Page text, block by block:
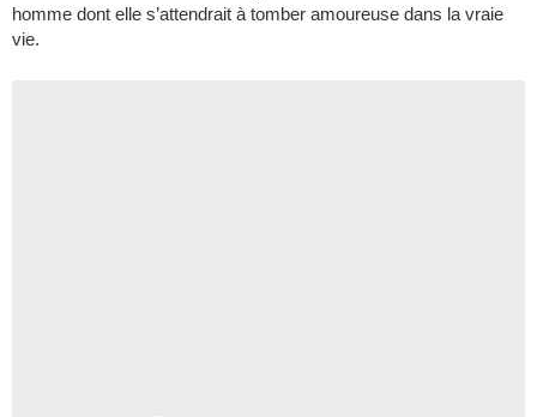
homme dont elle s’attendrait à tomber amoureuse dans la vraie
vie.